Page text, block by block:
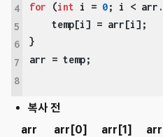
4
5
6
7
8
for (int i = 0; i <
    temp[i] = arr[i];
}
복사 전
arr
arr[0] arr[1]